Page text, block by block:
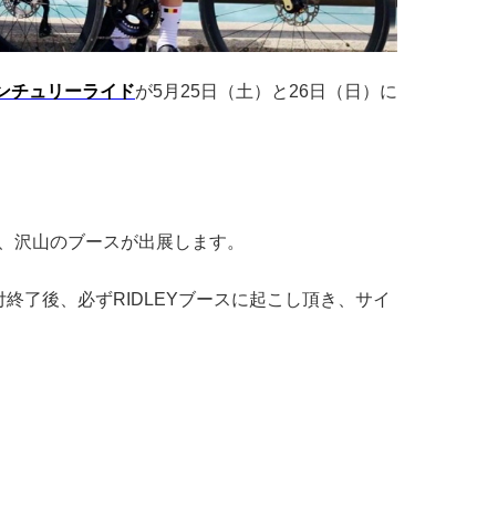
チュリーライドが5月25日（土）と26日（日）に
山のブースが出展します。
了後、必ずRIDLEYブースに起こし頂き、サイ